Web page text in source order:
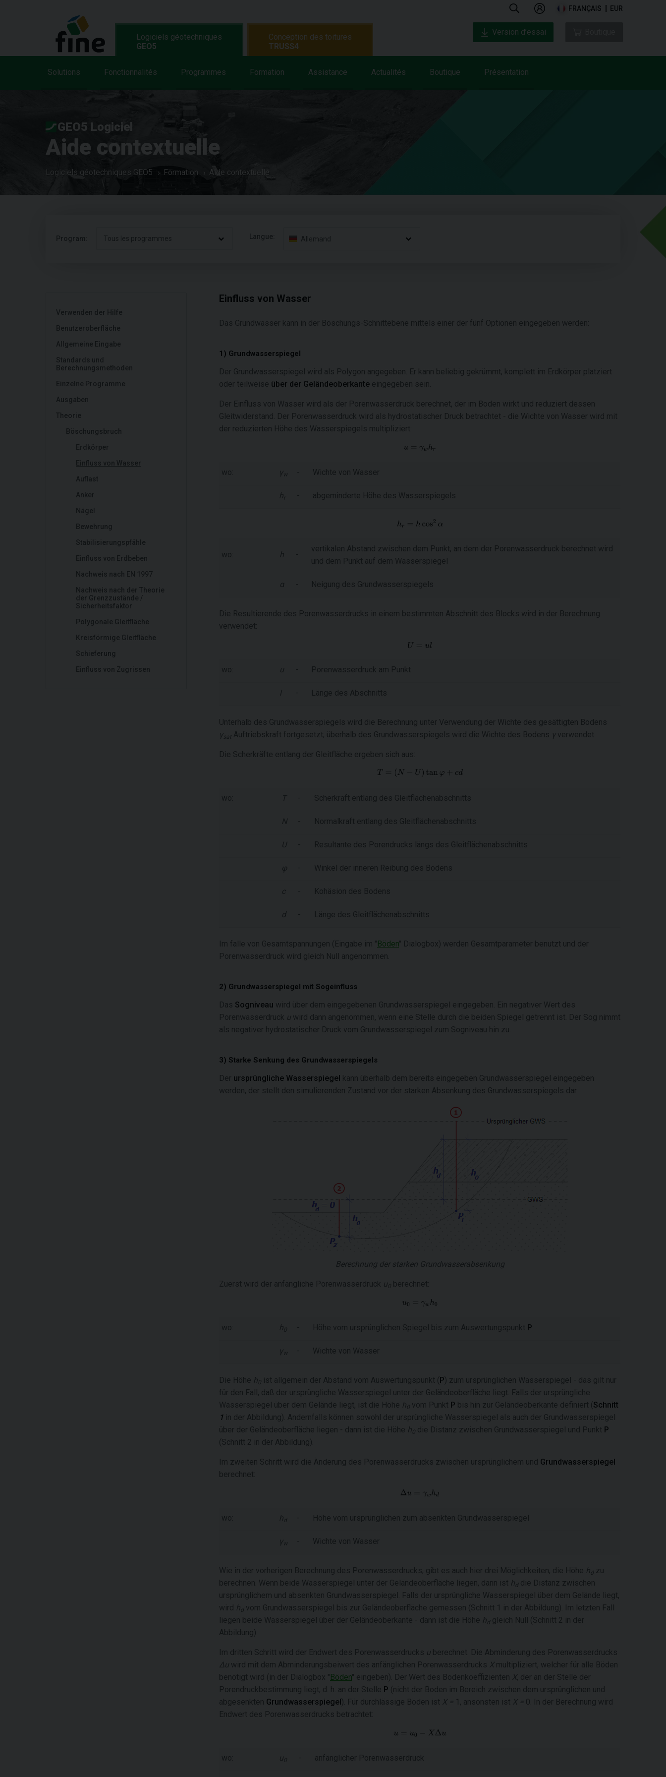
FRANÇAIS EUR
Logiciels géotechniques
GEO5
Solutions Fonctionnalités Programmes Formation Assistance Actualités Boutique Présentation
Conception des toitures
TRUSS4
Version d’essai
GEO5 Logiciel
Aide contextuelle
Logiciels géotechniques GEO5 Formation Aide contextuelle
Program: Tous les programmes Langue: Allemand
Verwenden der Hilfe
Benutzeroberfläche
Allgemeine Eingabe
Standards und
Berechnungsmethoden
Einzelne Programme
Ausgaben
Theorie
Böschungsbruch
Erdkörper
Einfluss von Wasser
Auflast
Anker
Nägel
Bewehrung
Stabilisierungspfähle
Einfluss von Erdbeben
Nachweis nach EN 1997
Nachweis nach der Theorie
der Grenzzustände /
Sicherheitsfaktor
Polygonale Gleitfläche
Kreisförmige Gleitfläche
Schieferung
Einfluss von Zugrissen
Einfluss von Wasser
Das Grundwasser kann in der Böschungs-Schnittebene mittels einer der fünf Optionen eingegeben werden:
1) Grundwasserspiegel
Der Grundwasserspiegel wird als Polygon angegeben. Er kann beliebig gekrümmt, komplett im Erdkörper platziert
oder teilweise über der Geländeoberkante eingegeben sein.
Der Einfluss von Wasser wird als der Porenwasserdruck berechnet, der im Boden wirkt und reduziert dessen
Gleitwiderstand. Der Porenwasserdruck wird als hydrostatischer Druck betrachtet - die Wichte von Wasser wird mit
der reduzierten Höhe des Wasserspiegels multipliziert:
wo: γ w - Wichte von Wasser
hr - abgeminderte Höhe des Wasserspiegels
wo: h -
vertikalen Abstand zwischen dem Punkt, an dem der Porenwasserdruck berechnet wird
und dem Punkt auf dem Wasserspiegel
α - Neigung des Grundwasserspiegels
Die Resultierende des Porenwasserdrucks in einem bestimmten Abschnitt des Blocks wird in der Berechnung
verwendet:
wo: u - Porenwasserdruck am Punkt
l - Länge des Abschnitts
Unterhalb des Grundwasserspiegels wird die Berechnung unter Verwendung der Wichte des gesättigten Bodens
γsat Auftriebskraft fortgesetzt; überhalb des Grundwasserspiegels wird die Wichte des Bodens γverwendet.
Die Scherkräfte entlang der Gleitfläche ergeben sich aus:
wo: T - Scherkraft entlang des Gleitflächenabschnitts
N - Normalkraft entlang des Gleitflächenabschnitts
U - Resultante des Porendrucks längs des Gleitflächenabschnitts
φ - Winkel der inneren Reibung des Bodens
c - Kohäsion des Bodens
d - Länge des Gleitflächenabschnitts
Im falle von Gesamtspannungen (Eingabe im "Böden" Dialogbox) werden Gesamtparameter benutzt und der
Porenwasserdruck wird gleich Null angenommen.
2) Grundwasserspiegel mit Sogeinfluss
Das Sogniveau wird über dem eingegebenen Grundwasserspiegel eingegeben. Ein negativer Wert des
Porenwasserdruck u wird dann angenommen, wenn eine Stelle durch die beiden Spiegel getrennt ist. Der Sog nimmt
als negativer hydrostatischer Druck vom Grundwasserspiegel zum Sogniveau hin zu.
3) Starke Senkung des Grundwasserspiegels
Der ursprüngliche Wasserspiegel kann überhalb dem bereits eingegeben Grundwasserspiegel eingegeben
werden, der stellt den simulierenden Zustand vor der starken Absenkung des Grundwasserspiegels dar.
Berechnung der starken Grundwasserabsenkung
Zuerst wird der anfängliche Porenwasserdruck u berechnet:
wo: h - Höhe vom ursprünglichen Spiegel bis zum Auswertungspunkt P
γ w - Wichte von Wasser
Die Höhe h ist allgemein der Abstand vom Auswertungspunkt ( P) zum ursprünglichen Wasserspiegel - das gilt nur
für den Fall, daß der ursprüngliche Wasserspiegel unter der Geländeoberfläche liegt. Falls der ursprüngliche
Wasserspiegel über dem Gelände liegt, ist die Höhe h vom Punkt P bis hin zur Geländeoberkante definiert ( Schnitt
1 in der Abbildung). Andernfalls können sowohl der ursprüngliche Wasserspiegel als auch der Grundwasserspiegel
über der Geländeoberfläche liegen - dann ist die Höhe h die Distanz zwischen Grundwasserspiegel und Punkt P
(Schnitt 2 in der Abbildung).
Im zweiten Schritt wird die Änderung des Porenwasserdrucks zwischen ursprünglichem und Grundwasserspiegel
berechnet:
wo: h d - Höhe vom ursprünglichen zum absenkten Grundwasserspiegel
γ w - Wichte von Wasser
Wie in der vorherigen Berechnung des Porenwasserdrucks, gibt es auch hier drei Möglichkeiten, die Höhe hdzu
berechnen. Wenn beide Wasserspiegel unter der Geländeoberfläche liegen, dann ist hddie Distanz zwischen
ursprünglichem und absenkten Grundwasserspiegel. Falls der ursprüngliche Wasserspiegel über dem Gelände liegt,
wird hdvom Grundwasserspiegel bis zur Geländeoberfläche gemessen (Schnitt 1 in der Abbildung). Im letzten Fall
liegen beide Wasserspiegel über der Geländeoberkante - dann ist die Höhe hdgleich Null (Schnitt 2 in der
Abbildung).
Im dritten Schritt wird der Endwert des Porenwasserdrucks u berechnet. Die Abminderung des Porenwasserdrucks
Δu wird mit dem Abminderungsbeiwert des anfänglichen Porenwasserdrucks Xmultipliziert, welcher für alle Böden
benötigt wird (in der Dialogbox "Böden" eingeben). Der Wert des Bodenkoeffizienten X, der an der Stelle der
Porendruckbestimmung liegt, d. h. an der Stelle P (nicht der Boden im Bereich zwischen dem ursprünglichen und
abgesenkten Grundwasserspiegel). Für durchlässige Böden ist X = 1, ansonsten ist X =
0. In der Berechnung wird
Endwert des Porenwasserdrucks betrachtet:
wo: u - anfänglicher Porenwasserdruck